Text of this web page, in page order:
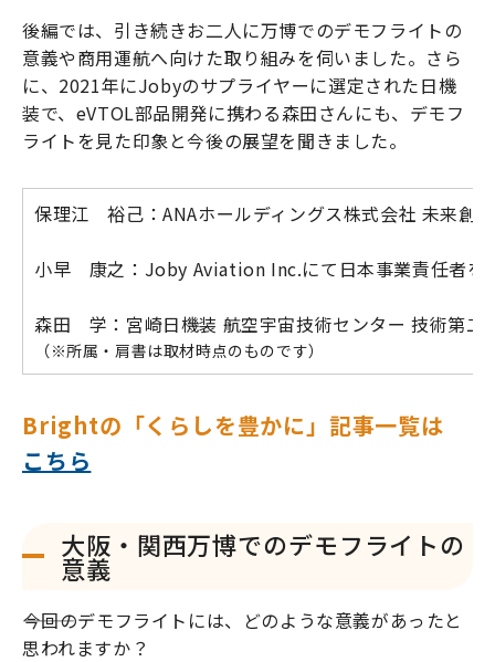
後編では、引き続きお二人に万博でのデモフライトの
意義や商用運航へ向けた取り組みを伺いました。さら
に、2021年にJobyのサプライヤーに選定された日機
装で、eVTOL部品開発に携わる森田さんにも、デモフ
ライトを見た印象と今後の展望を聞きました。
保理江 裕己：ANAホールディングス株式会社 未来創
小早 康之：Joby Aviation Inc.にて日本事業責任者を
森田 学：宮崎日機装 航空宇宙技術センター 技術第二
（※所属・肩書は取材時点のものです）
Brightの「くらしを豊かに」記事一覧は
こちら
大阪・関西万博でのデモフライトの
意義
―――今回のデモフライトには、どのような意義があったと
思われますか？